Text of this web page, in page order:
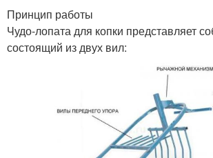
Принцип работы
Чудо-лопата для копки представляет
состоящий из двух вил: